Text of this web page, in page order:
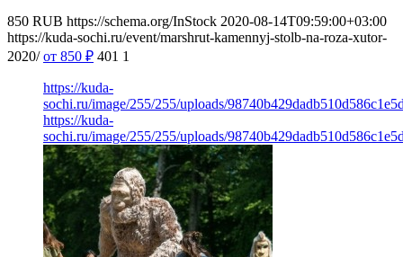
850 RUB https://schema.org/InStock 2020-08-14T09:59:00+03:00
https://kuda-sochi.ru/event/marshrut-kamennyj-stolb-na-roza-xutor-
2020/ от 850 ₽ 401 1
https://kuda-
sochi.ru/image/255/255/uploads/
https://kuda-
sochi.ru/image/255/255/uploads/